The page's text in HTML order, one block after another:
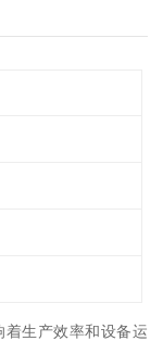
生产效率和设备运